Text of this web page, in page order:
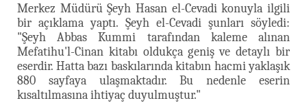
Merkez Müdürü Şeyh Hasan el-Cevadi konuyla ilgili
bir açıklama yaptı. Şeyh el-Cevadi şunları söyledi:
"Şeyh Abbas Kummi tarafından kaleme alınan
Mefatihu'l-Cinan kitabı oldukça geniş ve detaylı bir
eserdir. Hatta bazı baskılarında kitabın hacmi yaklaşık
880 sayfaya ulaşmaktadır. Bu nedenle eserin
kısaltılmasına ihtiyaç duyulmuştur."